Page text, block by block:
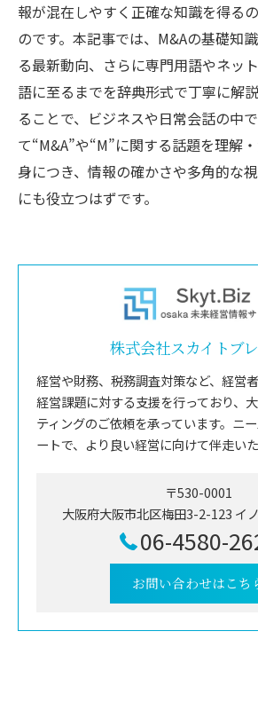
報が混在しやすく正確な知識を得る
のです。本記事では、M&Aの基礎知
る最新動向、さらに専門用語やネッ
語に至るまでを辞典形式で丁寧に解
ることで、ビジネスや日常会話の中
て“M&A”や“M”に関する話題を理解
身につき、情報の確かさや多角的な
にも役立つはずです。
株式会社スカイトブ
経営や財務、税務調査対策など、経営
経営課題に対する支援を行っており、
ティングのご依頼を承っています。ニ
ートで、より良い経営に向けて伴走いた
〒530-0001
大阪府大阪市北区梅田3-2-123 イ
06-4580-
お問い合わせはこち